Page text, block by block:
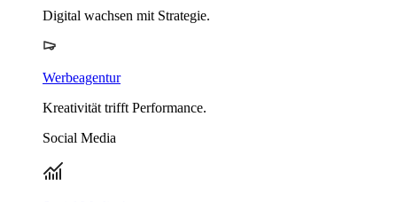
Digital wachsen mit Strategie.
Werbeagentur
Kreativität trifft Performance.
Social Media